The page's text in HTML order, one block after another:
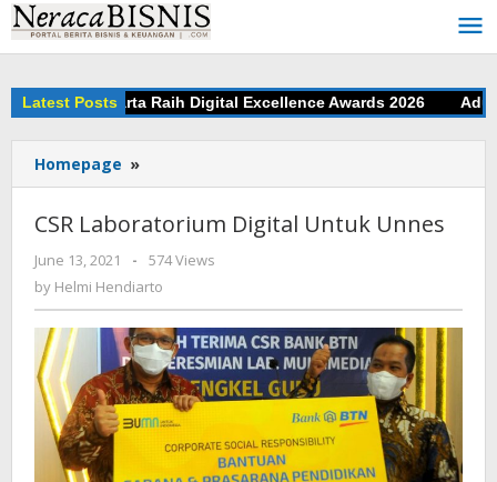
Skip
to
content
Latest Posts
Bank Jakarta Raih Digital Excellence Awards 2026 Adu
Homepage »
Laboratorium
Untuk
Unnes
CSR Laboratorium Digital Untuk Unnes
June 13, 2021
by
Helmi
-
574 Views
by Helmi Hendiarto